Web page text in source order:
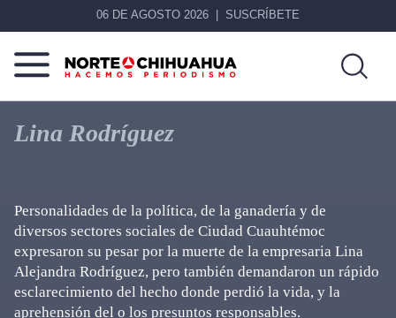
06 DE AGOSTO 2026 SUSCRÍBETE
Norte
De
Chihuahua
Más
que
noticias,
Lina Rodríguez
Personalidades de la política, de la ganadería y de
diversos sectores sociales de Ciudad Cuauhtémoc
expresaron su pesar por la muerte de la empresaria Lina
Alejandra Rodríguez, pero también demandaron un rápido
esclarecimiento del hecho donde perdió la vida, y la
aprehensión del o los presuntos responsables.